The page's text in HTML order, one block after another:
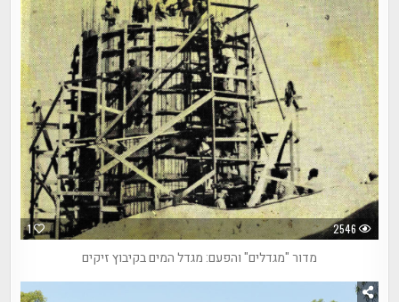
1 2546
מדור "מגדלים" והפעם: מגדל המים בקיבוץ זיקים